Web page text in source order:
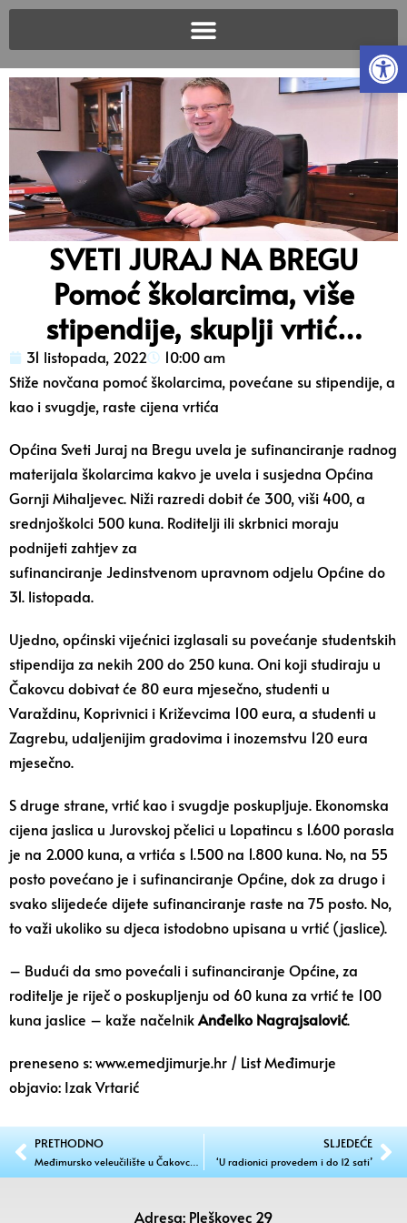
SVETI JURAJ NA BREGU
Pomoć školarcima, više
stipendije, skuplji vrtić…
31 listopada, 2022
10:00 am
Stiže novčana pomoć školarcima, povećane su stipendije, a
kao i svugdje, raste cijena vrtića
Općina Sveti Juraj na Bregu uvela je sufinanciranje radnog
materijala školarcima kakvo je uvela i susjedna Općina
Gornji Mihaljevec. Niži razredi dobit će 300, viši 400, a
srednjoškolci 500 kuna. Roditelji ili skrbnici moraju
podnijeti zahtjev za
sufinanciranje Jedinstvenom upravnom odjelu Općine do
31. listopada.
Ujedno, općinski vijećnici izglasali su povećanje studentskih
stipendija za nekih 200 do 250 kuna. Oni koji studiraju u
Čakovcu dobivat će 80 eura mjesečno, studenti u
Varaždinu, Koprivnici i Križevcima 100 eura, a studenti u
Zagrebu, udaljenijim gradovima i inozemstvu 120 eura
mjesečno.
S druge strane, vrtić kao i svugdje poskupljuje. Ekonomska
cijena jaslica u Jurovskoj pčelici u Lopatincu s 1.600 porasla
je na 2.000 kuna, a vrtića s 1.500 na 1.800 kuna. No, na 55
posto povećano je i sufinanciranje Općine, dok za drugo i
svako slijedeće dijete sufinanciranje raste na 75 posto. No,
to važi ukoliko su djeca istodobno upisana u vrtić (jaslice).
– Budući da smo povećali i sufinanciranje Općine, za
roditelje je riječ o poskupljenju od 60 kuna za vrtić te 100
kuna jaslice – kaže načelnikAnđelko Nagrajsalović.
preneseno s: www.emedjimurje.hr / List Međimurje
objavio: Izak Vrtarić
PRETHODNO
Međimursko veleučilište u Čakovcu ugostilo studente i profesore sa sedam fakulteta
SLJEDEĆE
‘U radionici provedem i do 12 sati’
Adresa: Pleškovec 29